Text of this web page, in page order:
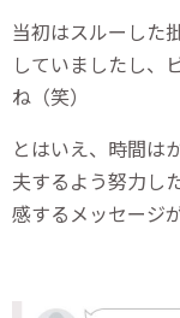
当初はスルーした
していましたし、
ね（笑）
とはいえ、時間は
夫するよう努力し
感するメッセージ